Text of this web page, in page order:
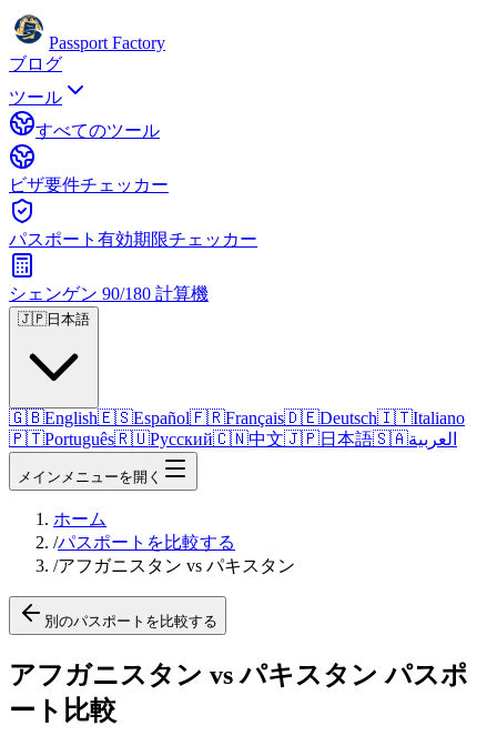
Passport Factory
ブログ
ツール
すべてのツール
ビザ要件チェッカー
パスポート有効期限チェッカー
シェンゲン 90/180 計算機
🇯🇵日本語
🇬🇧English🇪🇸Español🇫🇷Français🇩🇪Deutsch🇮🇹Italiano
🇵🇹Português🇷🇺Русский🇨🇳中文🇯🇵日本語🇸🇦العربية
メインメニューを開く
ホーム
/パスポートを比較する
/アフガニスタン vs パキスタン
別のパスポートを比較する
アフガニスタン vs パキスタン パスポ
ート比較